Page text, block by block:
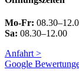
Mo-Fr:
Sa: 08.30–12.00
Anfahrt >
Google